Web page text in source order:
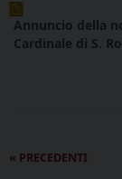
Annuncio della
Cardinale di S.
P
« PRECEDENTI